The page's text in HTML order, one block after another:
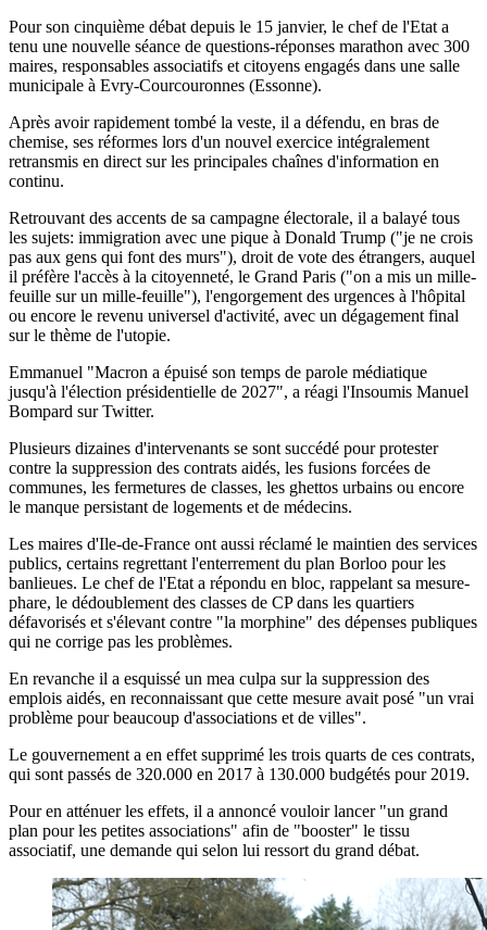
Pour son cinquième débat depuis le 15 janvier, le chef de l'Etat a
tenu une nouvelle séance de questions-réponses marathon avec 300
maires, responsables associatifs et citoyens engagés dans une salle
municipale à Evry-Courcouronnes (Essonne).
Après avoir rapidement tombé la veste, il a défendu, en bras de
chemise, ses réformes lors d'un nouvel exercice intégralement
retransmis en direct sur les principales chaînes d'information en
continu.
Retrouvant des accents de sa campagne électorale, il a balayé tous
les sujets: immigration avec une pique à Donald Trump ("je ne crois
pas aux gens qui font des murs"), droit de vote des étrangers, auquel
il préfère l'accès à la citoyenneté, le Grand Paris ("on a mis un mille-
feuille sur un mille-feuille"), l'engorgement des urgences à l'hôpital
ou encore le revenu universel d'activité, avec un dégagement final
sur le thème de l'utopie.
Emmanuel "Macron a épuisé son temps de parole médiatique
jusqu'à l'élection présidentielle de 2027", a réagi l'Insoumis Manuel
Bompard sur Twitter.
Plusieurs dizaines d'intervenants se sont succédé pour protester
contre la suppression des contrats aidés, les fusions forcées de
communes, les fermetures de classes, les ghettos urbains ou encore
le manque persistant de logements et de médecins.
Les maires d'Ile-de-France ont aussi réclamé le maintien des services
publics, certains regrettant l'enterrement du plan Borloo pour les
banlieues. Le chef de l'Etat a répondu en bloc, rappelant sa mesure-
phare, le dédoublement des classes de CP dans les quartiers
défavorisés et s'élevant contre "la morphine" des dépenses publiques
qui ne corrige pas les problèmes.
En revanche il a esquissé un mea culpa sur la suppression des
emplois aidés, en reconnaissant que cette mesure avait posé "un vrai
problème pour beaucoup d'associations et de villes".
Le gouvernement a en effet supprimé les trois quarts de ces contrats,
qui sont passés de 320.000 en 2017 à 130.000 budgétés pour 2019.
Pour en atténuer les effets, il a annoncé vouloir lancer "un grand
plan pour les petites associations" afin de "booster" le tissu
associatif, une demande qui selon lui ressort du grand débat.